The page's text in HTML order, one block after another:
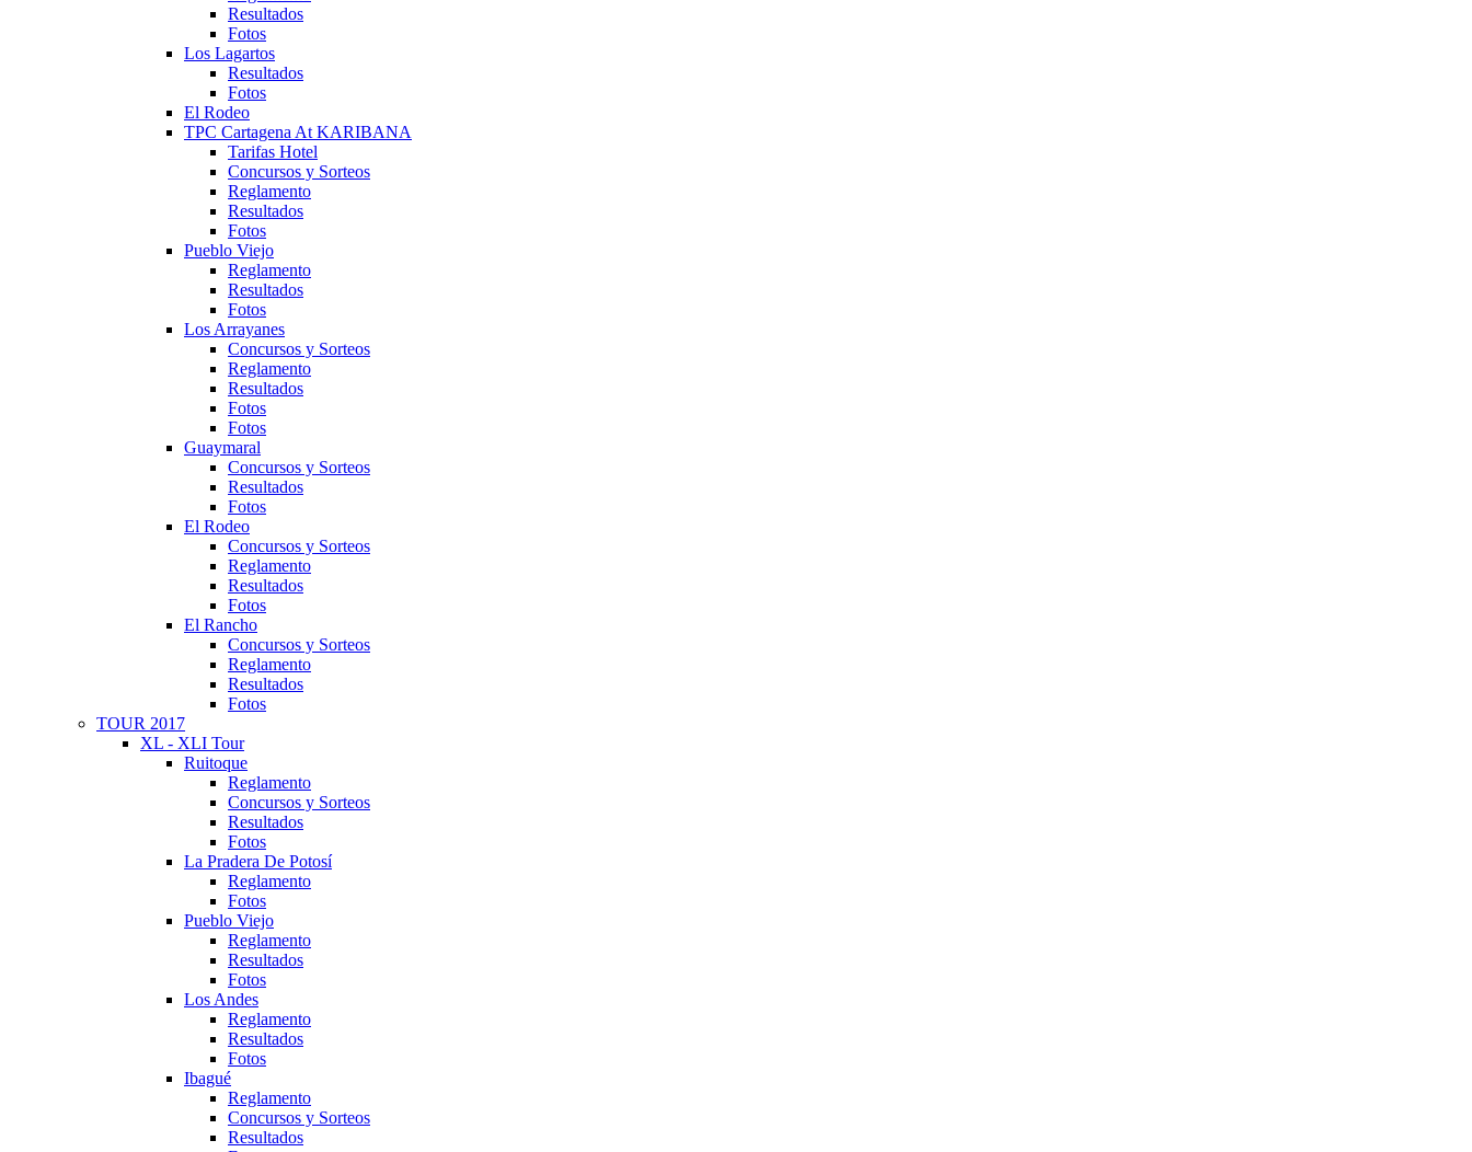
Resultados
Fotos
Los Lagartos
Resultados
Fotos
El Rodeo
TPC Cartagena At KARIBANA
Tarifas Hotel
Concursos y Sorteos
Reglamento
Resultados
Fotos
Pueblo Viejo
Reglamento
Resultados
Fotos
Los Arrayanes
Concursos y Sorteos
Reglamento
Resultados
Fotos
Fotos
Guaymaral
Concursos y Sorteos
Resultados
Fotos
El Rodeo
Concursos y Sorteos
Reglamento
Resultados
Fotos
El Rancho
Concursos y Sorteos
Reglamento
Resultados
Fotos
TOUR 2017
XL - XLI Tour
Ruitoque
Reglamento
Concursos y Sorteos
Resultados
Fotos
La Pradera De Potosí
Reglamento
Fotos
Pueblo Viejo
Reglamento
Resultados
Fotos
Los Andes
Reglamento
Resultados
Fotos
Ibagué
Reglamento
Concursos y Sorteos
Resultados